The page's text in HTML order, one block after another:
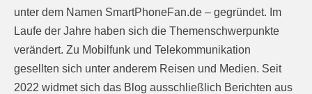
unter dem Namen SmartPhoneFan.de – gegründet. Im
Laufe der Jahre haben sich die Themenschwerpunkte
verändert. Zu Mobilfunk und Telekommunikation
gesellten sich unter anderem Reisen und Medien. Seit
2022 widmet sich das Blog ausschließlich Berichten aus